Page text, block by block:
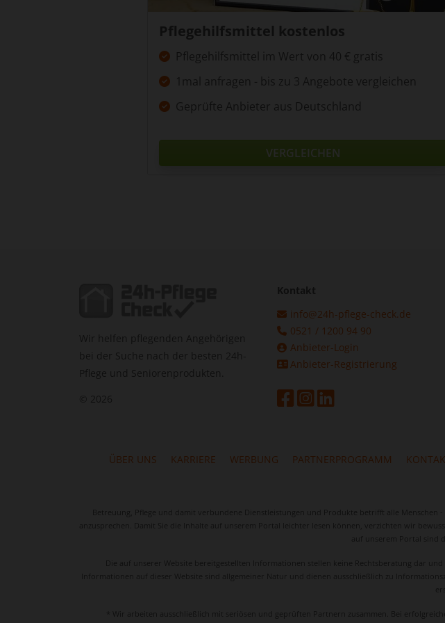
Pflegehilfsmittel kostenlos
Pflegehilfsmittel im Wert von 40 € gratis
1mal anfragen - bis zu 3 Angebote vergleichen
Geprüfte Anbieter aus Deutschland
VERGLEICHEN
Wir helfen pflegenden Angehörigen
bei der Suche nach der besten 24h-
Pflege und Seniorenprodukten.
© 2026
Kontakt
info@24h-pflege-check.de
0521 / 1200 94 90
Anbieter-Login
Anbieter-Registrierung
ÜBER UNS KARRIERE WERBUNG PARTNERPROGRAMM
Betreuung, Pflege und damit verbundene Dienstleistungen und Produkte betrifft alle Menschen
anzusprechen. Damit Sie die Inhalte auf unserem Portal leichter lesen können, verzichten wir
auf unserem Portal sind
Die auf unserer Website bereitgestellten Informationen stellen keine Rechtsberatung dar
Informationen auf dieser Website sind allgemeiner Natur und dienen ausschließlich zu
* Wir arbeiten ausschließlich mit seriösen und geprüften Partnern zusammen. Bei